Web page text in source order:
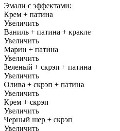
Эмали с эффектами:
Крем + патина
Увеличить
Ваниль + патина + кракле
Увеличить
Марин + патина
Увеличить
Зеленый + скрэп + патина
Увеличить
Олива + скрэп + патина
Увеличить
Крем + скрэп
Увеличить
Черный шер + скрэп
Увеличить